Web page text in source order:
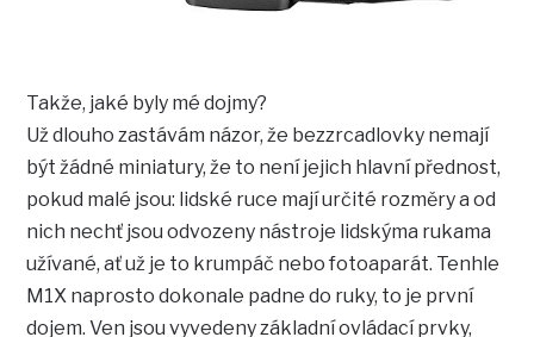
Takže, jaké byly mé dojmy?
Už dlouho zastávám názor, že bezzrcadlovky nemají
být žádné miniatury, že to není jejich hlavní přednost,
pokud malé jsou: lidské ruce mají určité rozměry a od
nich nechť jsou odvozeny nástroje lidskýma rukama
užívané, ať už je to krumpáč nebo fotoaparát. Tenhle
M1X naprosto dokonale padne do ruky, to je první
dojem. Ven jsou vyvedeny základní ovládací prvky,